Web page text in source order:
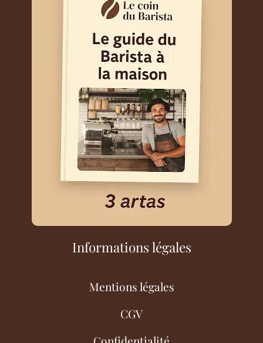
Informations légales
Mentions légales
CGV